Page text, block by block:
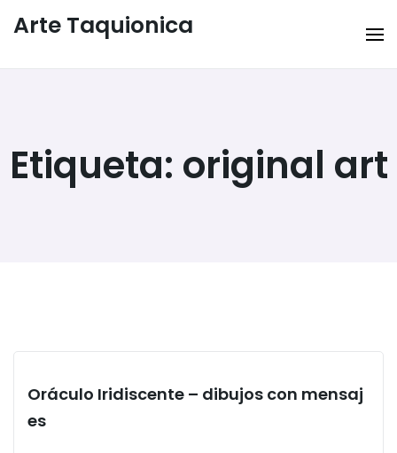
Arte Taquionica
Etiqueta: original art
Oráculo Iridiscente – dibujos con mensaj
es